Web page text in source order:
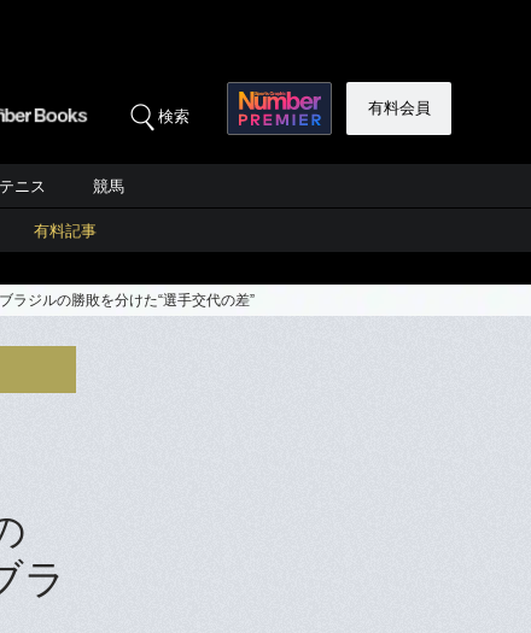
検索 有料会員
テニス 競馬
有料記事
ジルの勝敗を分けた“選手交代の差”
ラ